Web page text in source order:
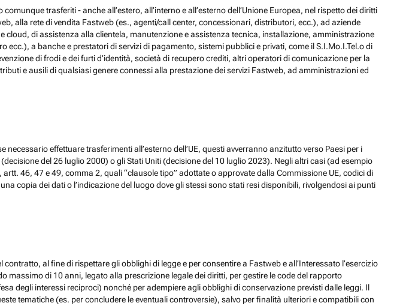
trasferiti - anche all’estero, all’interno e all’esterno dell’Unione Europea, nel rispetto dei diritti
alla rete di vendita Fastweb (es., agenti/call center, concessionari, distributori, ecc.), ad aziende
di assistenza alla clientela, manutenzione e assistenza tecnica, installazione, amministrazione
a banche e prestatori di servizi di pagamento, sistemi pubblici e privati, come il S.I.Mo.I.Tel.o di
di frodi e dei furti d’identità, società di recupero crediti, altri operatori di comunicazione per la
e ausili di qualsiasi genere connessi alla prestazione dei servizi Fastweb, ad amministrazioni ed
effettuare trasferimenti all’esterno dell’UE, questi avverranno anzitutto verso Paesi per i
del 26 luglio 2000) o gli Stati Uniti (decisione del 10 luglio 2023). Negli altri casi (ad esempio
46, 47 e 49, comma 2, quali “clausole tipo” adottate o approvate dalla Commissione UE, codici di
copia dei dati o l’indicazione del luogo dove gli stessi sono stati resi disponibili, rivolgendosi ai punti
al fine di rispettare gli obblighi di legge e per consentire a Fastweb e all’Interessato l’esercizio
di 10 anni, legato alla prescrizione legale dei diritti, per gestire le code del rapporto
degli interessi reciproci) nonché per adempiere agli obblighi di conservazione previsti dalle leggi. Il
tematiche (es. per concludere le eventuali controversie), salvo per finalità ulteriori e compatibili con